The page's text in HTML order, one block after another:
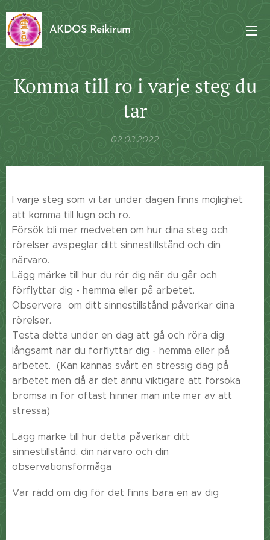
AKDOS Reikirum
Komma till ro i varje steg du
tar
02.03.2022
I varje steg som vi tar under dagen finns möjlighet
att komma till lugn och ro.
Försök bli mer medveten om hur dina steg och
rörelser avspeglar ditt sinnestillstånd och din
närvaro.
Lägg märke till hur du rör dig när du går och
förflyttar dig - hemma eller på arbetet.
Observera om ditt sinnestillstånd påverkar dina
rörelser.
Testa detta under en dag att gå och röra dig
långsamt när du förflyttar dig - hemma eller på
arbetet. (Kan kännas svårt en stressig dag på
arbetet men då är det ännu viktigare att försöka
bromsa in för oftast hinner man inte mer av att
stressa)
Lägg märke till hur detta påverkar ditt
sinnestillstånd, din närvaro och din
observationsförmåga
Var rädd om dig för det finns bara en av dig